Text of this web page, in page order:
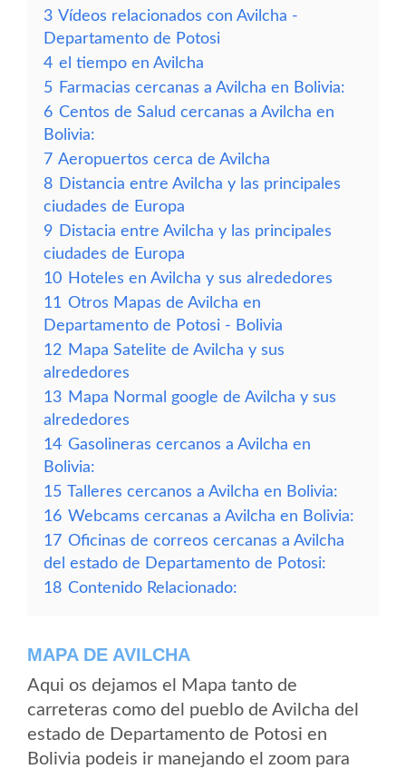
3 Vídeos relacionados con Avilcha -
Departamento de Potosi
4 el tiempo en Avilcha
5 Farmacias cercanas a Avilcha en Bolivia:
6 Centos de Salud cercanas a Avilcha en
Bolivia:
7 Aeropuertos cerca de Avilcha
8 Distancia entre Avilcha y las principales
ciudades de Europa
9 Distacia entre Avilcha y las principales
ciudades de Europa
10 Hoteles en Avilcha y sus alrededores
11 Otros Mapas de Avilcha en
Departamento de Potosi - Bolivia
12 Mapa Satelite de Avilcha y sus
alrededores
13 Mapa Normal google de Avilcha y sus
alrededores
14 Gasolineras cercanos a Avilcha en
Bolivia:
15 Talleres cercanos a Avilcha en Bolivia:
16 Webcams cercanas a Avilcha en Bolivia:
17 Oficinas de correos cercanas a Avilcha
del estado de Departamento de Potosi:
18 Contenido Relacionado:
MAPA DE AVILCHA
Aqui os dejamos el Mapa tanto de
carreteras como del pueblo de Avilcha del
estado de Departamento de Potosi en
Bolivia podeis ir manejando el zoom para